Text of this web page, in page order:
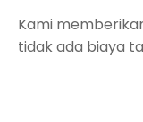
Kami
tidak ada biaya